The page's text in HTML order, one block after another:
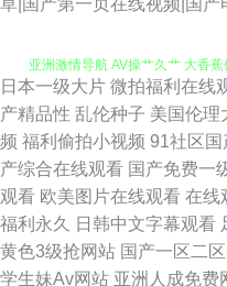
草|国产第一页在线视频|国产
A片 91熟妇探花 成人嫩草97A片
第四页 最新五月丁香网 大香蕉超
视频 亚州日韩欧美 97偷偷碰狼人
日本一级大片 微拍福利在线
产精品性 乱伦种子 美国伦理
频 福利偷拍小视频 91社区国
产综合在线观看 国产免费一
观看 欧美图片在线观看 在线
福利永久
日韩中文字幕观看
黄色3级抢网站 国产一区二区
学生妹Av网站 亚洲人成免费